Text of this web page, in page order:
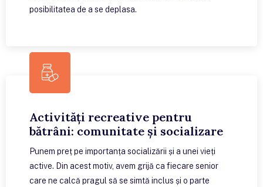
posibilitatea de a se deplasa.
Activități recreative pentru
bătrâni: comunitate și socializare
Punem preț pe importanța socializării și a unei vieți
active. Din acest motiv, avem grijă ca fiecare senior
care ne calcă pragul să se simtă inclus și o parte